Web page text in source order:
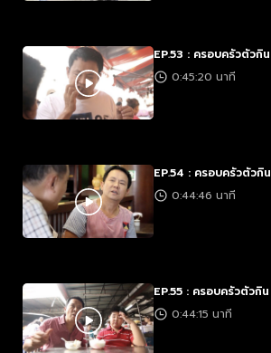
EP.53 : ครอบครัวตัวกิน
0:45:20 นาที
EP.54 : ครอบครัวตัวกิน
0:44:46 นาที
EP.55 : ครอบครัวตัวกิน
0:44:15 นาที